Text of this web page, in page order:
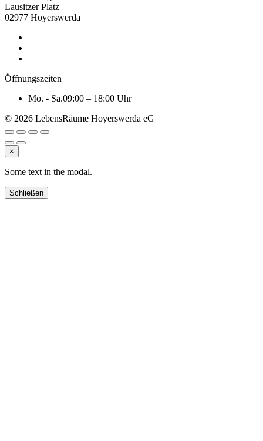
Lausitzer Platz
02977 Hoyerswerda
Öffnungszeiten
Mo. - Sa.09:00 – 18:00 Uhr
© 2026 LebensRäume Hoyerswerda eG
×
Some text in the modal.
Schließen